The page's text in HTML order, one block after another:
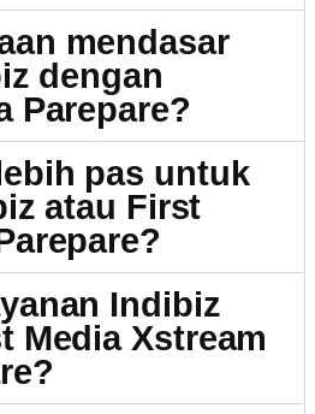
mendasar
dengan
Parepare?
pas untuk
atau First
Indibiz
Media Xstream